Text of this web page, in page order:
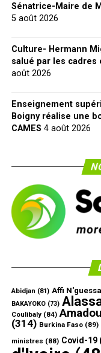
Sénatrice-Maire de
5 août 2026
Culture- Hermann
salué par les cadres
août 2026
Enseignement
Boigny réalise une
CAMES 4 août 2026
Abidjan (81) Affi
BAKAYOKO(73)
Coulibaly(84)
(314) Burkina Faso(89)
ministres (88) Covid-19